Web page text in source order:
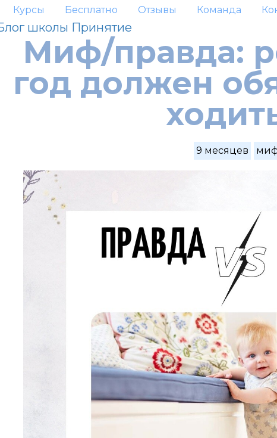
Курсы Бесплатно Отзывы Команда
школы Принятие
Миф/правда:
год должен
9 месяцев